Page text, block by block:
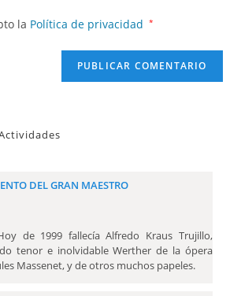
la Política de privacidad *
DEL GRAN MAESTRO
de 1999 fallecía Alfredo Kraus Trujillo,
tenor e inolvidable Werther de la ópera
Massenet, y de otros muchos papeles.